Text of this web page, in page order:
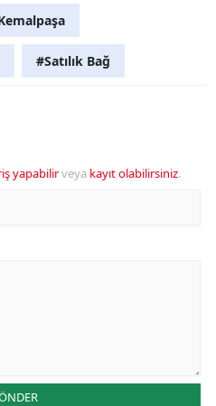
#Satılık Bağ
yapabilirveya kayıt olabilirsiniz.